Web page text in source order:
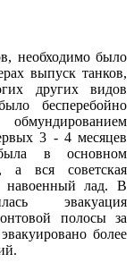
необходимо было
выпуск танков,
других видов
бесперебойно
3 - 4 месяцев
в основном
а вся советская
навоенный лад. В
эвакуация
полосы за
более